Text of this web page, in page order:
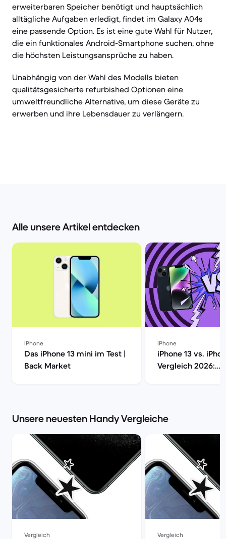
erweiterbaren Speicher benötigt und hauptsächlich
alltägliche Aufgaben erledigt, findet im Galaxy A04s
eine passende Option. Es ist eine gute Wahl für Nutzer,
die ein funktionales Android-Smartphone suchen, ohne
die höchsten Leistungsansprüche zu haben.
Unabhängig von der Wahl des Modells bieten
qualitätsgesicherte refurbished Optionen eine
umweltfreundliche Alternative, um diese Geräte zu
erwerben und ihre Lebensdauer zu verlängern.
Alle unsere Artikel entdecken
iPhone
Das iPhone 13 mini im Test |
Back Market
iPhone
iPhone 13 vs.
Vergleich 2026:
Unsere neuesten Handy Vergleiche
Vergleich Vergleich